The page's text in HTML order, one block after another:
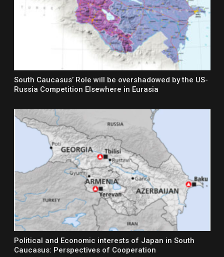
South Caucasus’ Role will be overshadowed by the US-
Russia Competition Elsewhere in Eurasia
Political and Economic interests of Japan in South
Caucasus: Perspectives of Cooperation